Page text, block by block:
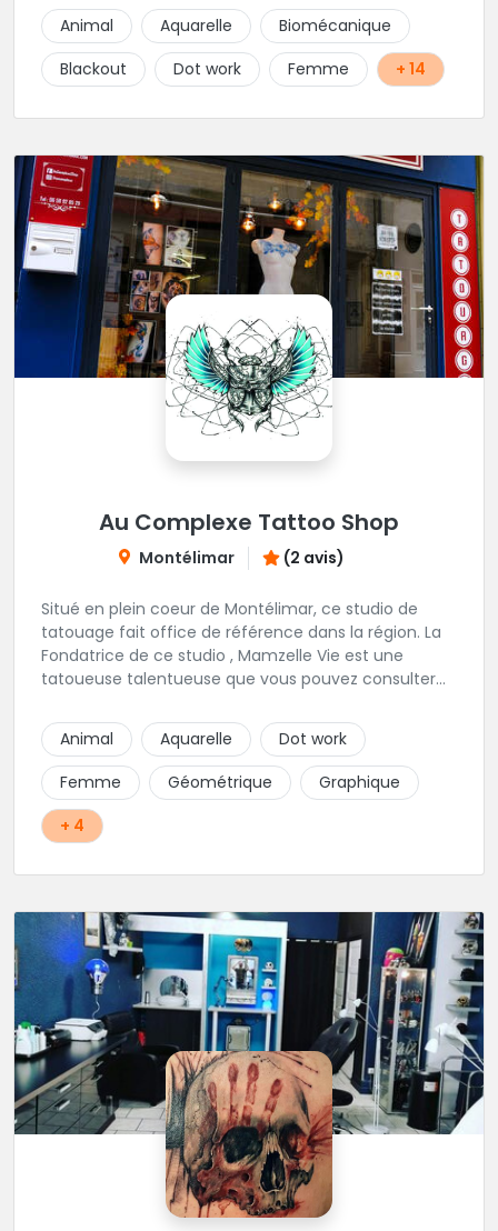
tatouages allant des calligraphies, motifs floraux au
réalisme.
Animal Aquarelle
Biomécanique
Blackout
Dot work Femme + 14
Au Complexe Tattoo Shop
Montélimar (2 avis)
Situé en plein coeur de Montélimar, ce studio de
tatouage fait office de référence dans la région. La
Fondatrice de ce studio , Mamzelle Vie est une
tatoueuse talentueuse que vous pouvez consulter
Animal
Aquarelle
Dot work
Femme
Géométrique
Graphique
+ 4